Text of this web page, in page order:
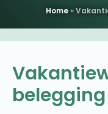
Home»